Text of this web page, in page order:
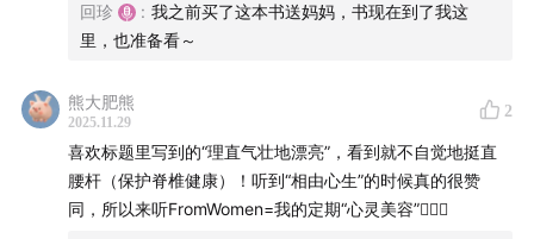
越漂亮、越来越自在”？我们很想听听你的故事。
本期你将听到：
织毛衣是件特别治愈的事情
理性的鲁豫与感性的龚琳娜，带来一场精彩的对话
回珍
: 我之前买了这本书送妈妈，书现在到了我这
里，也准备看～
熊大肥熊
2025.11.29
2
喜欢标题里写到的“理直气壮地漂亮”，看到就不自觉地挺直
腰杆（保护脊椎健康）！听到“相由心生”的时候真的很赞
同，所以来听FromWomen=我的定期“心灵美容”🧖🏻‍♀️